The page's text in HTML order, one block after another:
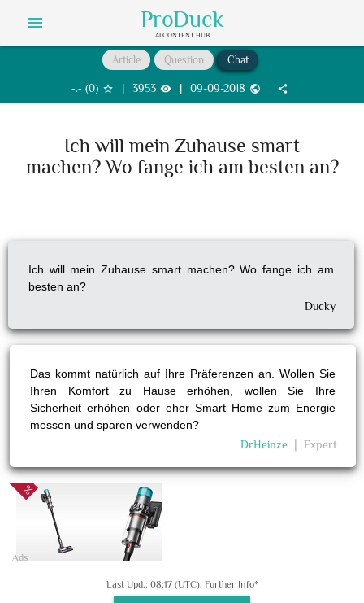
menu ProDuck
AI CONTENT HUB
Article Question Chat
‐.‐ (0) star_border | 3953 visibility | 09-09-2018 public share
Ich will mein Zuhause smart
machen? Wo fange ich am besten an?
Ich will mein Zuhause smart machen? Wo fange ich am
besten an?
Ducky
Das kommt natürlich auf Ihre Präferenzen an. Wollen Sie
Ihren Komfort zu Hause erhöhen, wollen Sie Ihre
Sicherheit erhöhen oder eher Smart Home zum Energie
messen und sparen verwenden?
DrHeinze
Expert
Ads
Last Upd.: 08:17 (UTC). Further Info*